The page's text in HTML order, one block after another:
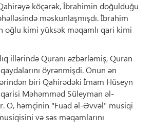
köçərək, İbrahimin doğulduğu
məskunlaşmışdı. İbrahim
oğlu kimi yüksək məqamlı qari kimi
illərində Quranı əzbərləmiş, Quran
öyrənmişdi. Onun ən
biri Qahirədəki İmam Hüseyn
Məhəmməd Süleyman əl-
O, həmçinin "Fuad əl-Əvvəl" musiqi
və səs məqamlarını